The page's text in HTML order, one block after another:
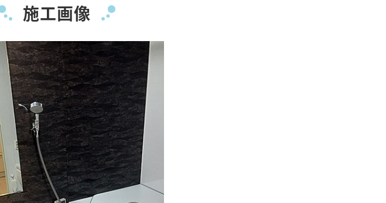
施工画像